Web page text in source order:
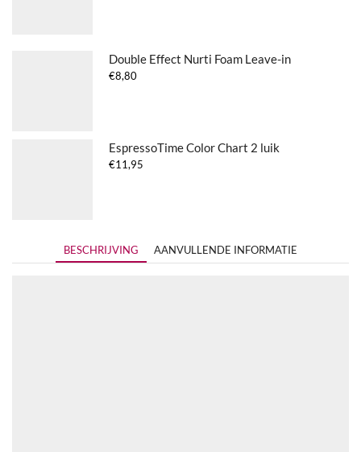
Double Effect Nurti Foam Leave-in
€8,80
EspressoTime Color Chart 2 luik
€11,95
BESCHRIJVING AANVULLENDE INFORMATIE